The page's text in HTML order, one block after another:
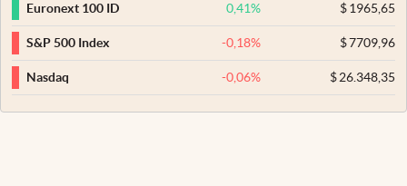
Euronext 100 ID 0,41% $1965,65
S&P 500 Index -0,18% $7709,96
Nasdaq -0,06% $26.348,35